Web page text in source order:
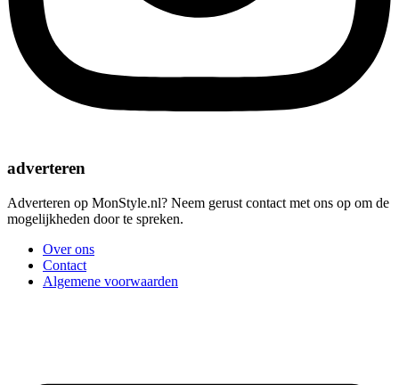
adverteren
Adverteren op MonStyle.nl? Neem gerust contact met ons op om de
mogelijkheden door te spreken.
Over ons
Contact
Algemene voorwaarden